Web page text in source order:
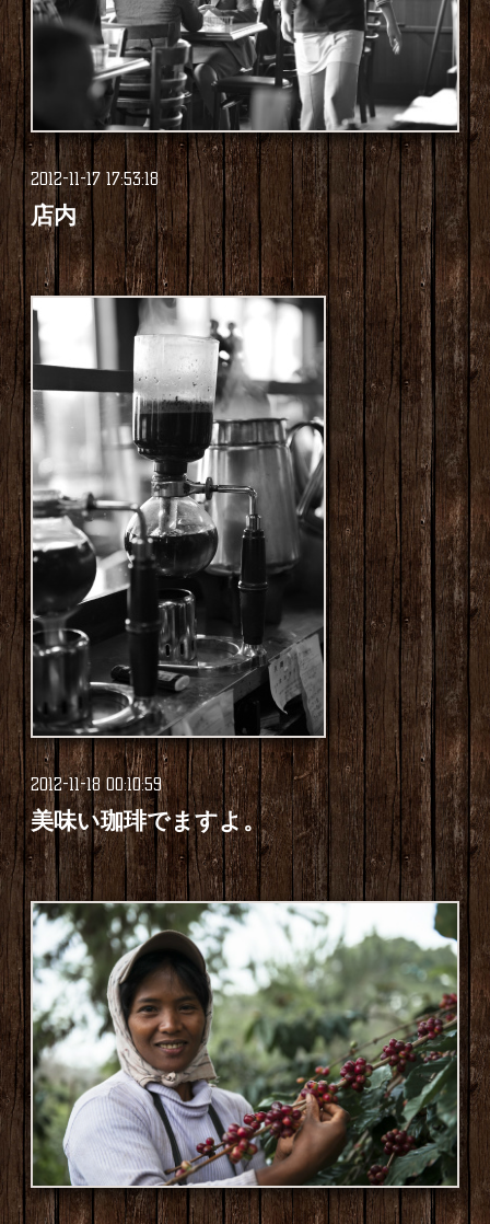
2012-11-17 17:53:18
店内
2012-11-18 00:10:59
美味い珈琲でますよ。